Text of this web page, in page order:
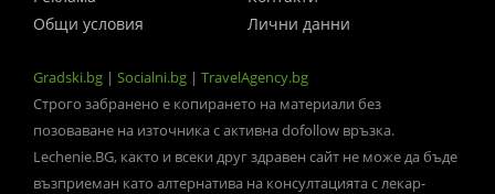
Общи условия
Лични данни
Gradski.bg | Socialni.bg | TravelAgency.bg
Строго забранено е копирането на материали без
позоваване на източника с активна dofollow връзка.
Lechenie.BG, както и всеки друг здравен сайт не може да бъде
възприеман като алтернатива на консултацията с лекар-